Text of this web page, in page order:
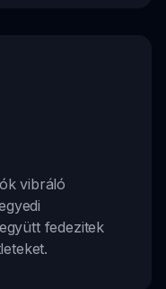
vibráló
fedezitek